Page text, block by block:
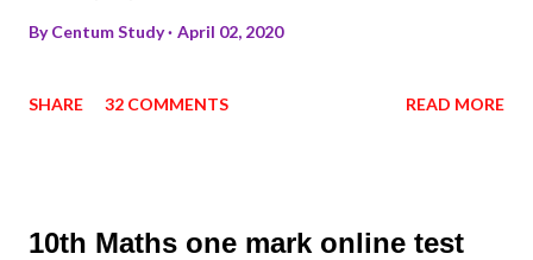
ByCentum Study April 02, 2020
SHARE 32 COMMENTS READ MORE
10th Maths one mark online test